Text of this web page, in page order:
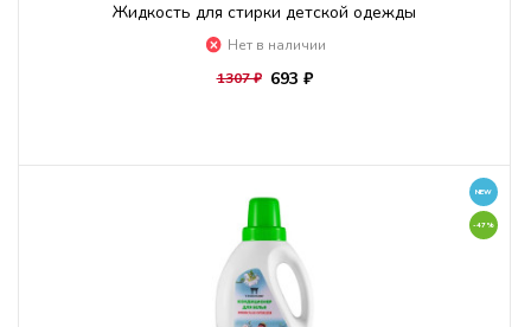
Жидкость для стирки детской одежды
Нет в наличии
1307 ₽ 693 ₽
NEW
-47%